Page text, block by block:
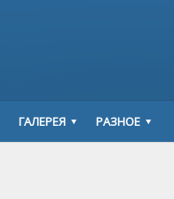
ГАЛЕРЕЯ РАЗНОЕ